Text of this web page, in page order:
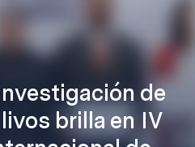
de
brilla en IV